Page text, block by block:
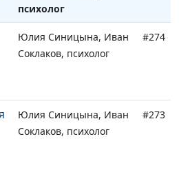
психолог
Юлия Синицына, Иван
Соклаков, психолог
#274
Юлия Синицына, Иван
Соклаков, психолог
#273